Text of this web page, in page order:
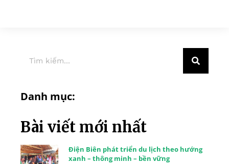
Danh mục:
Bài viết mới nhất
Điện Biên phát triển du lịch theo hướng
xanh – thông minh – bền vững